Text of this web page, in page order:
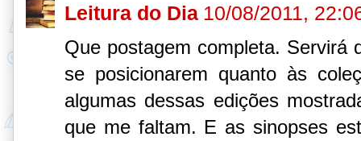
Leitura do Dia 10/08/2011,
Que postagem completa. Servirá
se posicionarem quanto às
algumas dessas edições
que me faltam. E as sinopses